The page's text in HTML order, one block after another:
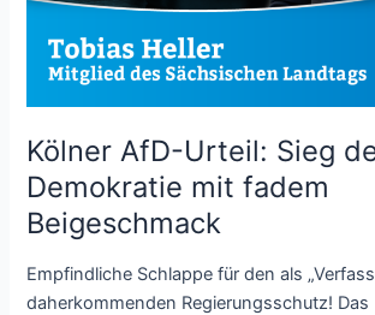
Kölner AfD-Urteil: Sieg
Demokratie mit fadem
Beigeschmack
Empfindliche Schlappe für den als
daherkommenden Regierungsschutz! Das